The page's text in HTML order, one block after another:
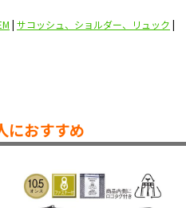
| サコッシュ、ショルダー、リュック |
におすすめ